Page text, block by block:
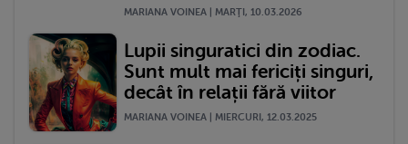
MARIANA VOINEA | MARŢI, 10.03.2026
Lupii singuratici din zodiac.
Sunt mult mai fericiți singuri,
decât în relații fără viitor
MARIANA VOINEA | MIERCURI, 12.03.2025